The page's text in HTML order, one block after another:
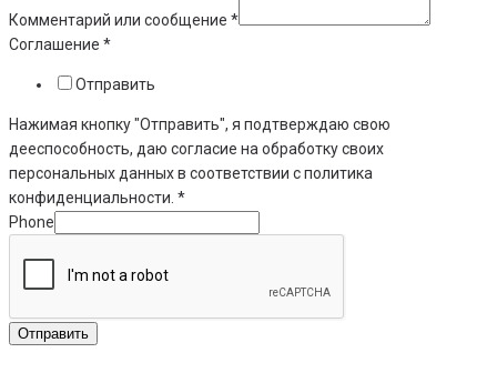
Комментарий или сообщение *
Соглашение *
Отправить
Нажимая кнопку "Отправить", я подтверждаю свою
дееспособность, даю согласие на обработку своих
персональных данных в соответствии с политика
конфиденциальности. *
Phone
Отправить